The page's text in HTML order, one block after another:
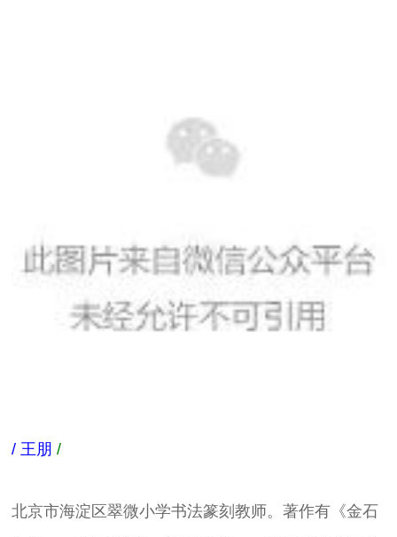
/王朋/
北京市海淀区翠微小学书法篆刻教师。著作有《金石